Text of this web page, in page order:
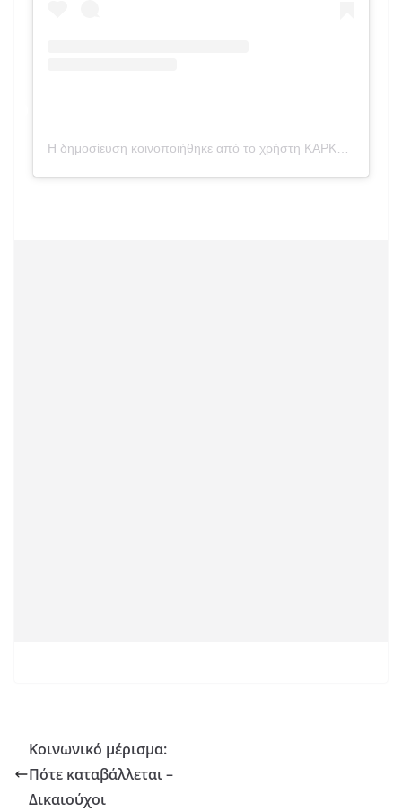
Η δημοσίευση κοινοποιήθηκε από το χρήστη ΚΑΡΚΩΝΗΣ Α. ΑΘΑΝΑΣΙΟΣ (@athanasios_karkonis)
Κοινωνικό μέρισμα:
Πότε καταβάλλεται –
Δικαιούχοι